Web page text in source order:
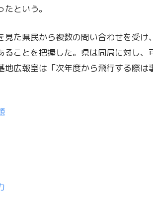
という。
た県民から複数の問い合わせを受け
ることを把握した。県は同局に対し、
地広報室は「次年度から飛行する際は